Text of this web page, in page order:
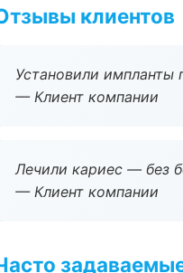
клиентов
Установили импланты
— Клиент компании
Лечили кариес — без
— Клиент компании